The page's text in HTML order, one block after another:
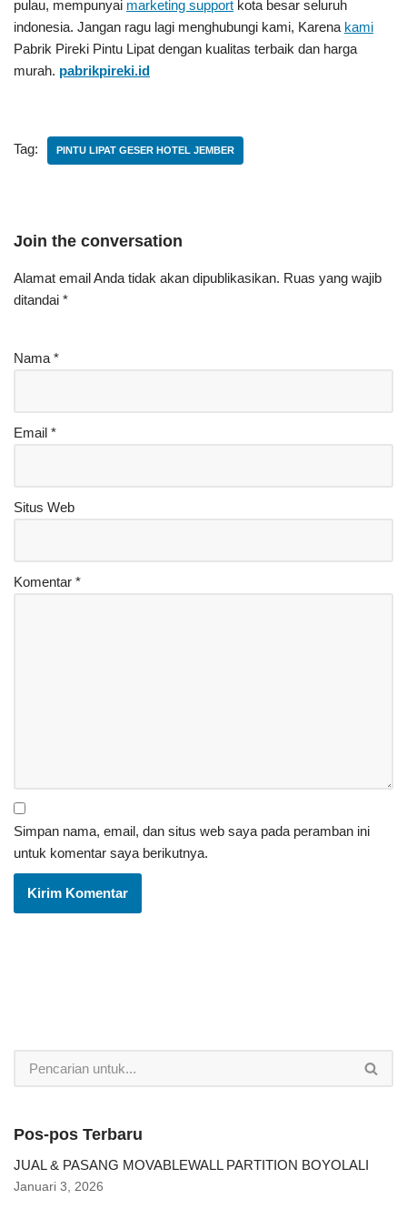
pulau, mempunyai marketing support kota besar seluruh
indonesia. Jangan ragu lagi menghubungi kami, Karena kami
Pabrik Pireki Pintu Lipat dengan kualitas terbaik dan harga
murah. pabrikpireki.id
Tag: PINTU LIPAT GESER HOTEL JEMBER
Join the conversation
Alamat email Anda tidak akan dipublikasikan. Ruas yang wajib
ditandai *
Nama *
Email *
Situs Web
Komentar *
Simpan nama, email, dan situs web saya pada peramban ini
untuk komentar saya berikutnya.
Pos-pos Terbaru
JUAL & PASANG MOVABLEWALL PARTITION BOYOLALI
Januari 3, 2026